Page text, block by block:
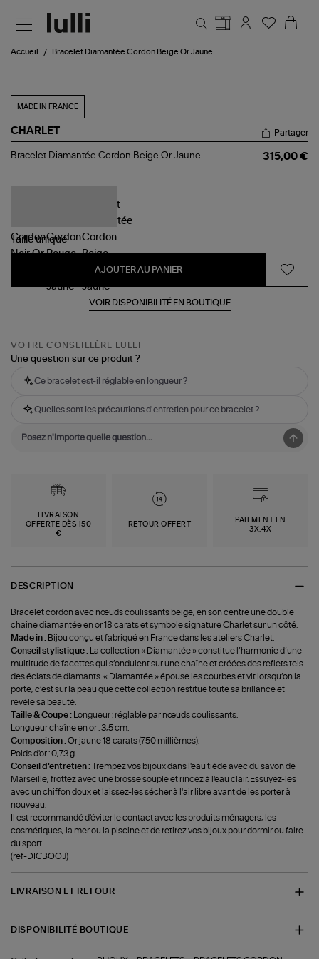
Accueil Bracelet Diamantée Cordon Beige Or Jaune
MADE IN FRANCE
CHARLET
Bracelet
Partager
Bracelet Diamantée Cordon Beige Or Jaune 315,00 €
Tailleunique
AJOUTER AU PANIER
VOIR DISPONIBILITÉ EN BOUTIQUE
VOTRE CONSEILLÈRE LULLI
Une question sur ce produit ?
Ce bracelet est-il réglable en longueur ?
Quelles sont les précautions d'entretien pour ce bracelet ?
LIVRAISON
OFFERTE DÈS 150
€
RETOUR OFFERT
PAIEMENT EN
3X,4X
DESCRIPTION
Bracelet cordon avec nœuds coulissants beige, en son centre une double
chaine diamantée en or 18 carats et symbole signature Charlet sur un côté.
Made in : Bijou conçu et fabriqué en France dans les ateliers Charlet.
Conseil stylistique :
La collection « Diamantée » constitue l’harmonie d’une
multitude de facettes qui s’ondulent sur une chaîne et créées des reflets tels
des éclats de diamants. « Diamantée » épouse les courbes et vit lorsqu’on la
porte, c’est sur la peau que cette collection restitue toute sa brillance et
révèle sa beauté.
Taille & Coupe :
Longueur : réglable par nœuds coulissants.
Longueur chaîne en or : 3,5 cm.
Composition :Or jaune 18 carats (750 millièmes).
Poids d'or : 0,73 g.
Conseil d'entretien :Trempez vos bijoux dans l'eau tiède avec du savon de
Marseille, frottez avec une brosse souple et rincez à l'eau clair. Essuyez-les
avec un chiffon doux et laissez-les sécher à l'air libre avant de les porter à
nouveau.
Il est recommandé d'éviter le contact avec les produits ménagers, les
cosmétiques, la mer ou la piscine et de retirez vos bijoux pour dormir ou faire
du sport.
(ref-DICBOOJ)
LIVRAISON ET RETOUR
DISPONIBILITÉ BOUTIQUE